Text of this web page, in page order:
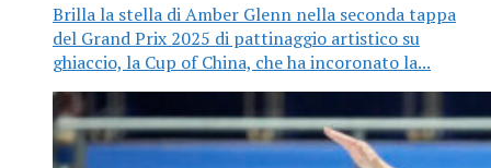
Brilla la stella di Amber Glenn nella seconda tappa
del Grand Prix 2025 di pattinaggio artistico su
ghiaccio, la Cup of China, che ha incoronato la...